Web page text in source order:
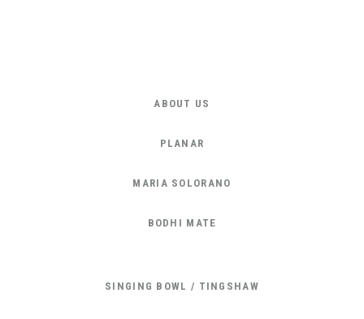
ABOUT US
PLANAR
MARIA SOLORANO
BODHI MATE
SINGING BOWL / TINGSHAW